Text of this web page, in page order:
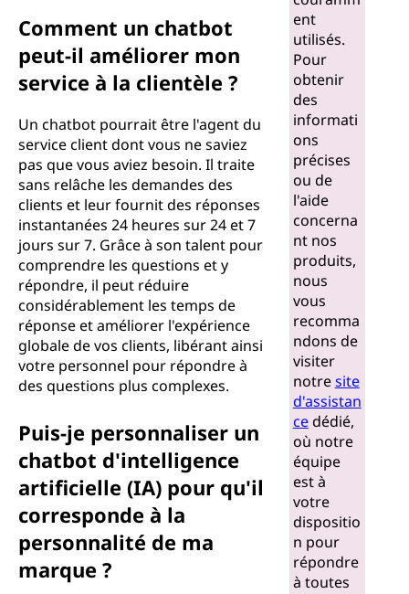
Comment un chatbot
peut-il améliorer mon
service à la clientèle ?
Un chatbot pourrait être l'agent du
service client dont vous ne saviez
pas que vous aviez besoin. Il traite
sans relâche les demandes des
clients et leur fournit des réponses
instantanées 24 heures sur 24 et 7
jours sur 7. Grâce à son talent pour
comprendre les questions et y
répondre, il peut réduire
considérablement les temps de
réponse et améliorer l'expérience
globale de vos clients, libérant ainsi
votre personnel pour répondre à
des questions plus complexes.
Puis-je personnaliser un
chatbot d'intelligence
artificielle (IA) pour qu'il
corresponde à la
personnalité de ma
marque ?
ent
utilisés.
Pour
obtenir
des
informati
ons
précises
ou de
l'aide
concerna
nt nos
produits,
nous
vous
recomma
ndons de
visiter
notresite
d'assistan
cedédié,
où notre
équipe
est à
votre
dispositio
n pour
répondre
à toutes